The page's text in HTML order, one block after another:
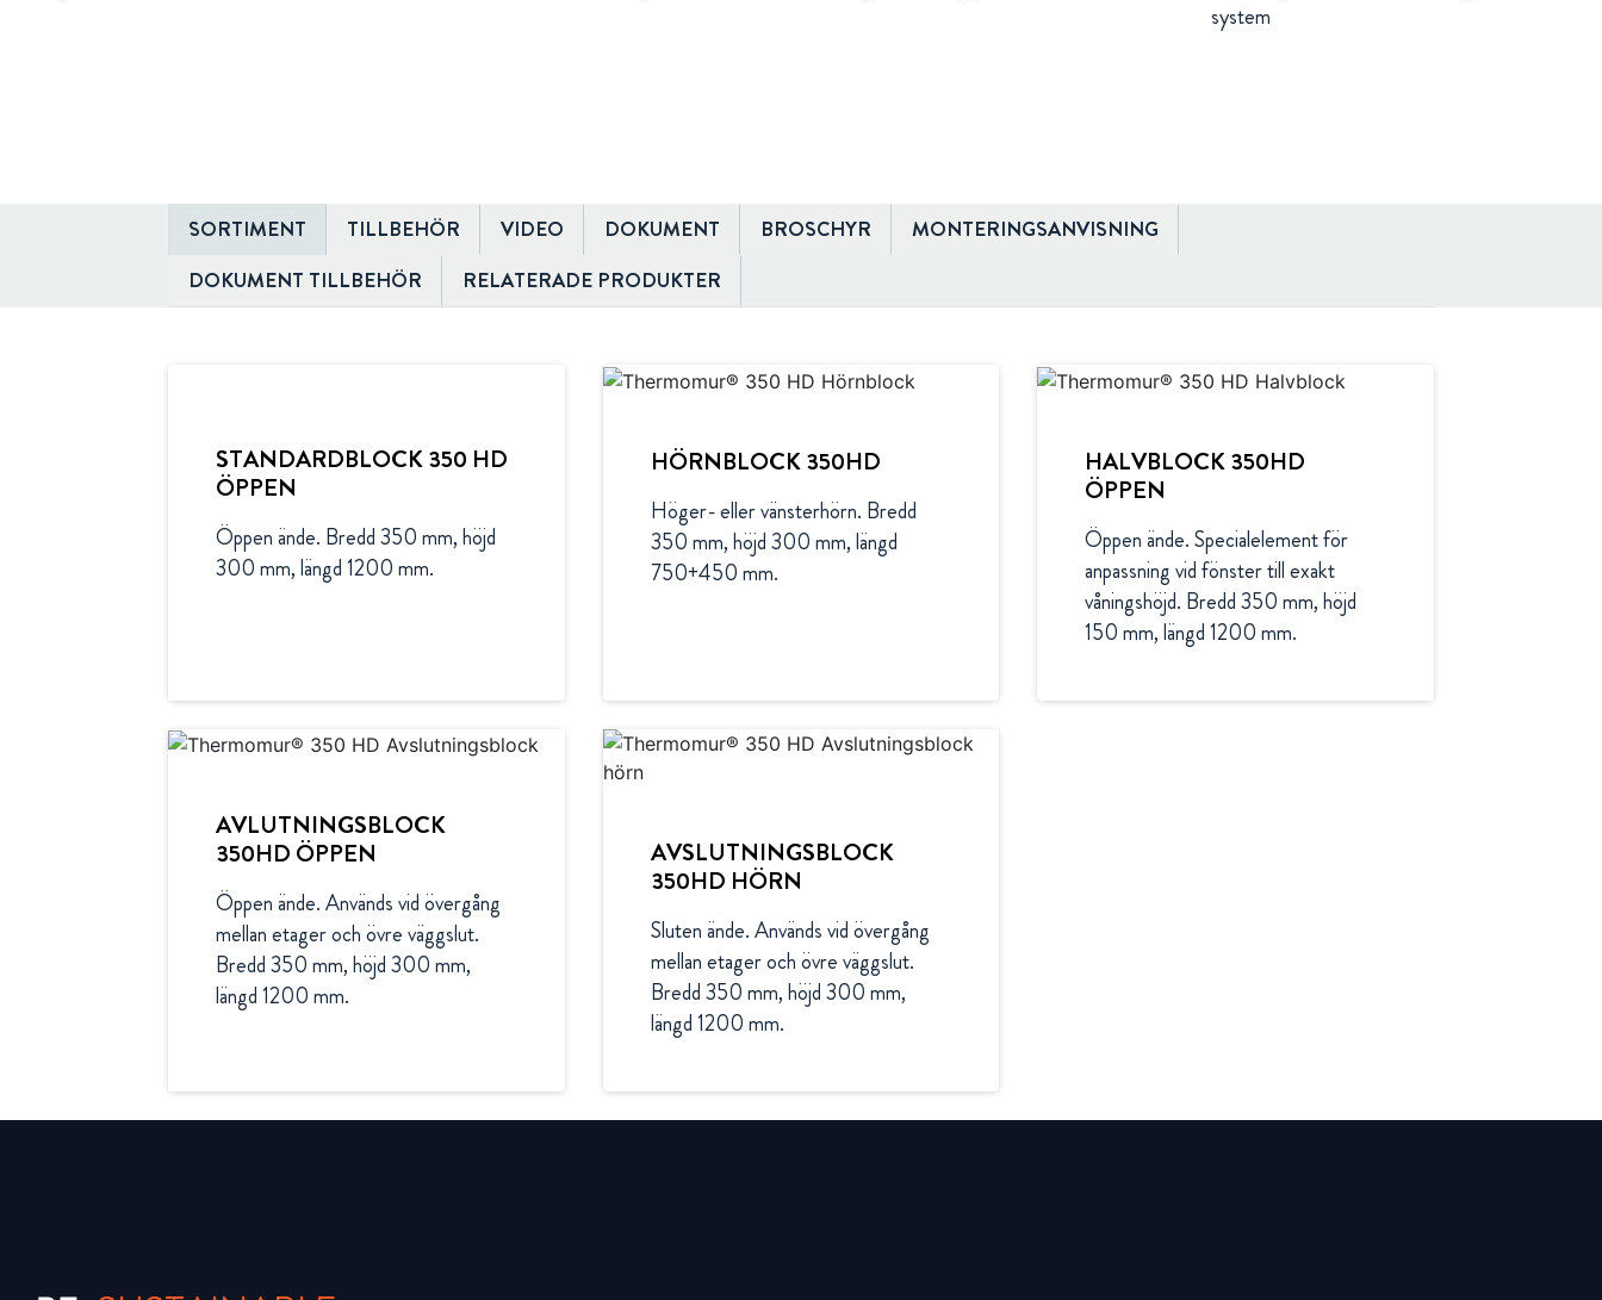
system
SORTIMENT TILLBEHÖR VIDEO DOKUMENT BROSCHYR
MONTERINGSANVISNING
DOKUMENT TILLBEHÖR
RELATERADE PRODUKTER
STANDARDBLOCK 350 HD
ÖPPEN
Öppen ände. Bredd 350 mm, höjd
300 mm, längd 1200 mm.
HÖRNBLOCK 350HD
Höger- eller vänsterhörn. Bredd
350 mm, höjd 300 mm, längd
750+450 mm.
HALVBLOCK 350HD
ÖPPEN
Öppen ände. Specialelement för
anpassning vid fönster till exakt
våningshöjd. Bredd 350 mm, höjd
150 mm, längd 1200 mm.
AVLUTNINGSBLOCK
350HD ÖPPEN
Öppen ände. Används vid övergång
mellan etager och övre väggslut.
Bredd 350 mm, höjd 300 mm,
längd 1200 mm.
AVSLUTNINGSBLOCK
350HD HÖRN
Sluten ände. Används vid övergång
mellan etager och övre väggslut.
Bredd 350 mm, höjd 300 mm,
längd 1200 mm.